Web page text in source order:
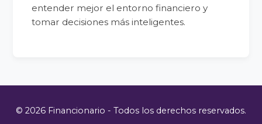
entender mejor el entorno financiero y
tomar decisiones más inteligentes.
© 2026 Financionario - Todos los derechos reservados.